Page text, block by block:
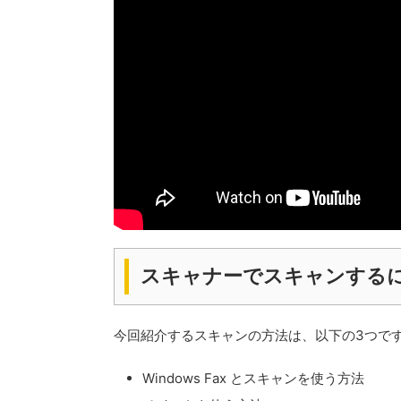
スキャナーでスキャンする
今回紹介するスキャンの方法は、以下の3つです
Windows Fax とスキャンを使う方法